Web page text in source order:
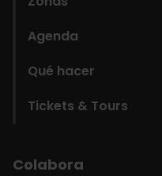
Agenda
Qué hacer
Tickets & Tours
Colabora